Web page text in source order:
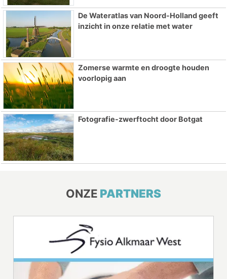
De Wateratlas van Noord-Holland geeft
inzicht in onze relatie met water
Zomerse warmte en droogte houden
voorlopig aan
Fotografie-zwerftocht door Botgat
ONZE PARTNERS